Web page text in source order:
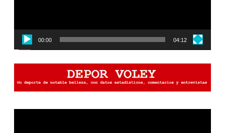
00:00 04:12
Reproductor